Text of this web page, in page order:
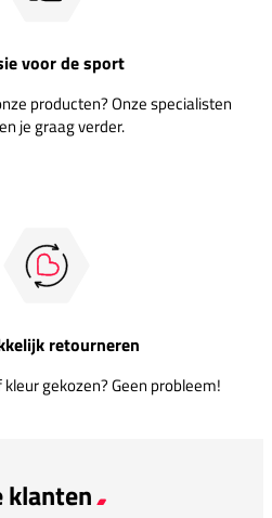
voor de sport
producten? Onze specialisten
je graag verder.
retourneren
gekozen? Geen probleem!
klanten